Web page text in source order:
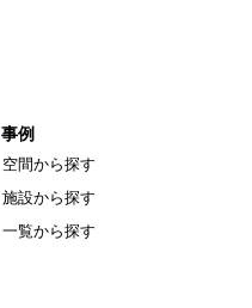
事例
空間から探す
施設から探す
一覧から探す